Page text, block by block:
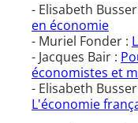
- Elisabeth
en économie
- Muriel Fonder :
- Jacques Bair :
économistes et
- Elisabeth
L'économie